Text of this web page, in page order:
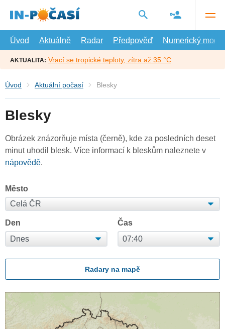
hlavní
Úvod
Aktuálně Radar Předpověď Numerický model
AKTUALITA: Vrací se tropické teploty, zítra až 35 °C
Úvod Aktuální počasí Blesky
Blesky
Obrázek znázorňuje místa (černě), kde za posledních deset
minut uhodil blesk. Více informací k bleskům naleznete v
nápovědě.
Město
Den Čas
Radary na mapě